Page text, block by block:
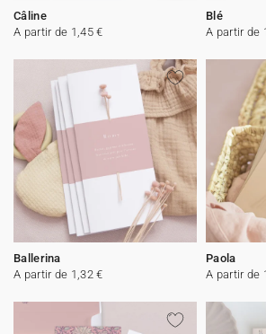
Câline
A partir de 1,45 €
Blé
A partir de
Ballerina
A partir de 1,32 €
Paola
A partir de